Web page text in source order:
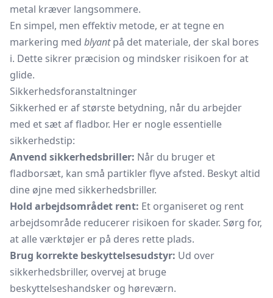
metal kræver langsommere.
En simpel, men effektiv metode, er at tegne en
markering med blyantpå det materiale, der skal bores
i. Dette sikrer præcision og mindsker risikoen for at
glide.
Sikkerhedsforanstaltninger
Sikkerhed er af største betydning, når du arbejder
med et sæt af fladbor. Her er nogle essentielle
sikkerhedstip:
Anvend sikkerhedsbriller: Når du bruger et
fladborsæt, kan små partikler flyve afsted. Beskyt altid
dine øjne med sikkerhedsbriller.
Hold arbejdsområdet rent: Et organiseret og rent
arbejdsområde reducerer risikoen for skader. Sørg for,
at alle værktøjer er på deres rette plads.
Brug korrekte beskyttelsesudstyr: Ud over
sikkerhedsbriller, overvej at bruge
beskyttelseshandsker og høreværn.